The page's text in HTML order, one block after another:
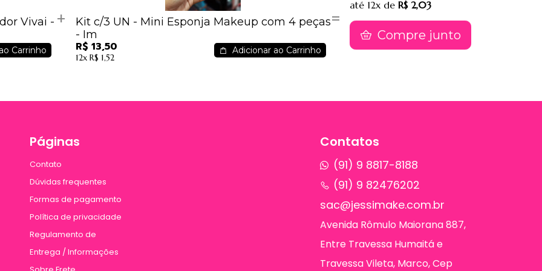
Vivai -
Carrinho
Kit c/3 UN - Mini Esponja Makeup com 4 peças
- Im
R$ 13,50
12x R$ 1,52
Adicionar ao Carrinho
até 12x de R$ 2,03
Compre junto
Contatos
(91) 9 8817-8188
(91) 9 82476202
sac@jessimake.com.br
Avenida Rômulo Maiorana 887,
Entre Travessa Humaitá e
Travessa Vileta, Marco, Cep
Páginas
Contato
Dúvidas frequentes
Formas de pagamento
Política de privacidade
Regulamento de
Entrega / Informações